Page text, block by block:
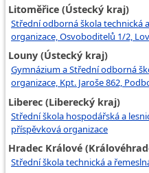
Litoměřice (Ústecký kraj)
Střední odborná škola technická
organizace, Osvoboditelů 1/2,
Louny (Ústecký kraj)
Gymnázium a Střední odborná
organizace, Kpt. Jaroše 862,
Liberec (Liberecký kraj)
Střední škola hospodářská a
příspěvková organizace
Hradec Králové
Střední škola technická a